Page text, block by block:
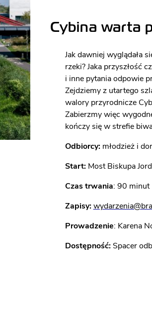
Cybina warta
Jak dawniej wyglądała
rzeki? Jaka przyszłość
i inne pytania odpowie
Zejdziemy z utartego
walory przyrodnicze
Zabierzmy więc
kończy się w strefie
Odbiorcy:młodzież i
Start:Most Biskupa
Czas trwania: 90 minut
Zapisy:
Prowadzenie: Karena
Dostępność: Spacer